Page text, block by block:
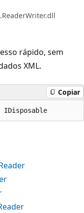
rápido, sem
XML.
Copiar